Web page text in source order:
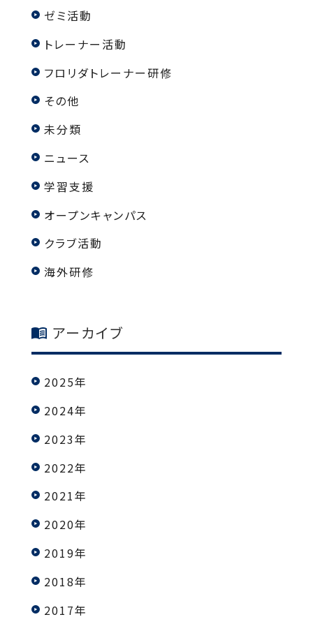
ゼミ活動
トレーナー活動
フロリダトレーナー研修
その他
未分類
ニュース
学習支援
オープンキャンパス
クラブ活動
海外研修
アーカイブ
2025年
2024年
2023年
2022年
2021年
2020年
2019年
2018年
2017年